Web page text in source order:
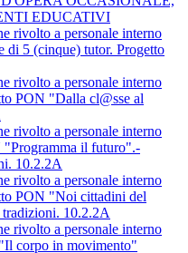
EDUCATIVI
rivolto a personale interno
di 5 (cinque) tutor. Progetto
rivolto a personale interno
PON "Dalla cl@sse al
rivolto a personale interno
"Programma il futuro".-
10.2.2A
rivolto a personale interno
PON "Noi cittadini del
10.2.2A
rivolto a personale interno
corpo in movimento"